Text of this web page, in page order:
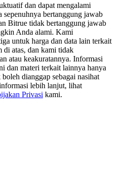
USDT
Finale
dan dapat mengalami
bertanggung jawab
Bitrue tidak bertanggung jawab
Anda alami. Kami
untuk harga dan data lain terkait
di atas, dan kami tidak
atau keakuratannya. Informasi
dan materi terkait lainnya hanya
dianggap sebagai nasihat
lebih lanjut, lihat
Privasi kami.